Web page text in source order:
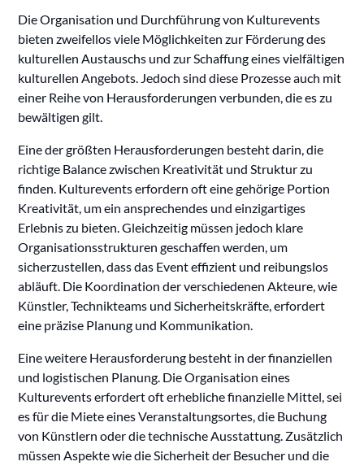
Die Organisation und Durchführung von Kulturevents
bieten zweifellos viele Möglichkeiten zur Förderung des
kulturellen Austauschs und zur Schaffung eines vielfältigen
kulturellen Angebots. Jedoch sind diese Prozesse auch mit
einer Reihe von Herausforderungen verbunden, die es zu
bewältigen gilt.
Eine der größten Herausforderungen besteht darin, die
richtige Balance zwischen Kreativität und Struktur zu
finden. Kulturevents erfordern oft eine gehörige Portion
Kreativität, um ein ansprechendes und einzigartiges
Erlebnis zu bieten. Gleichzeitig müssen jedoch klare
Organisationsstrukturen geschaffen werden, um
sicherzustellen, dass das Event effizient und reibungslos
abläuft. Die Koordination der verschiedenen Akteure, wie
Künstler, Technikteams und Sicherheitskräfte, erfordert
eine präzise Planung und Kommunikation.
Eine weitere Herausforderung besteht in der finanziellen
und logistischen Planung. Die Organisation eines
Kulturevents erfordert oft erhebliche finanzielle Mittel, sei
es für die Miete eines Veranstaltungsortes, die Buchung
von Künstlern oder die technische Ausstattung. Zusätzlich
müssen Aspekte wie die Sicherheit der Besucher und die